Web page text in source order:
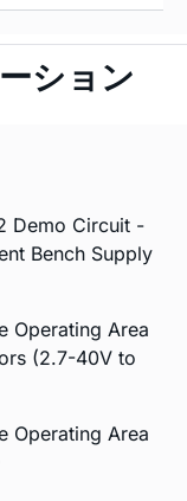
ション
Demo Circuit -
Bench Supply
Operating Area
(2.7-40V to
Operating Area